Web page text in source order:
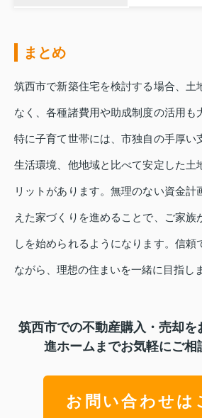
まとめ
筑西市で新築住宅を検討する場合、土
なく、各種諸費用や助成制度の活用も
特に子育て世帯には、市独自の手厚い
生活環境、他地域と比べて安定した土
リットがあります。無理のない資金計
えた家づくりを進めることで、ご家族
しを始められるようになります。信頼
ながら、理想の住まいを一緒に目指し
筑西市での不動産購入・売却を
進ホームまでお気軽にご相
お問い合わせは